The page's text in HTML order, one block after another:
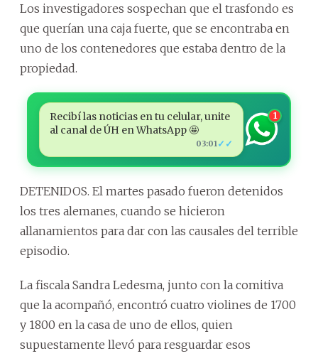
Los investigadores sospechan que el trasfondo es
que querían una caja fuerte, que se encontraba en
uno de los contenedores que estaba dentro de la
propiedad.
Recibí las noticias en tu celular, unite
al canal de ÚH en WhatsApp 🤩
03:01 ✓✓
1
DETENIDOS. El martes pasado fueron detenidos
los tres alemanes, cuando se hicieron
allanamientos para dar con las causales del terrible
episodio.
La fiscala Sandra Ledesma, junto con la comitiva
que la acompañó, encontró cuatro violines de 1700
y 1800 en la casa de uno de ellos, quien
supuestamente llevó para resguardar esos